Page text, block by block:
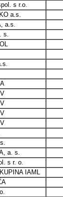
s r.o.
a.s.
a.s.
s.
a. s.
s r. o.
IAML